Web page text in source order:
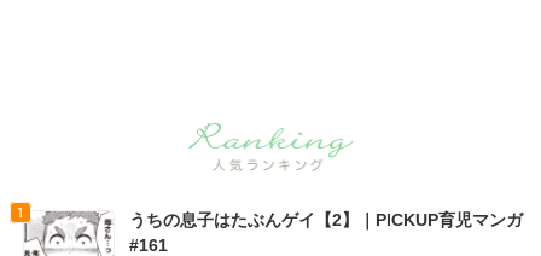
うちの息子はたぶんゲイ【2】｜PICKUP育児マンガ
#161